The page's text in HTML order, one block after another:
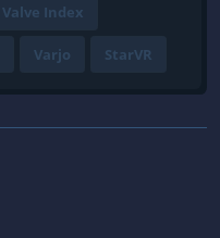
Valve Index
Varjo StarVR